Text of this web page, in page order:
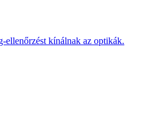
ellenőrzést kínálnak az optikák.